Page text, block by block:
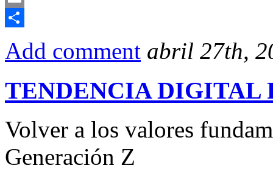
Email
Add comment abril 27th,
TENDENCIA DIGITAL
Volver a los valores
Generación Z